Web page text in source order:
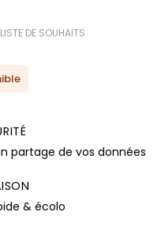
(1 avis)
LISTE DE SOUHAITS
partage de vos données
& écolo